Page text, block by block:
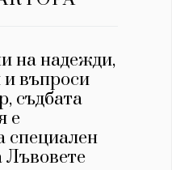
на надежди,
въпроси
съдбата
е
специален
Лъвовете